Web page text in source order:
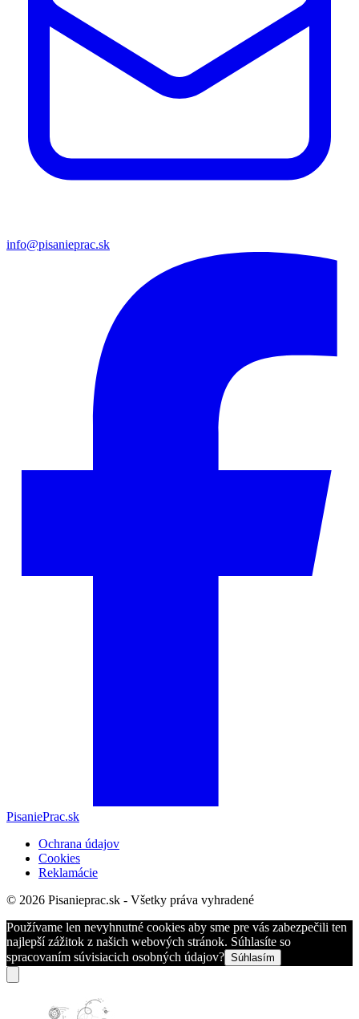
info@pisanieprac.sk
PisaniePrac.sk
Ochrana údajov
Cookies
Reklamácie
© 2026 Pisanieprac.sk - Všetky práva vyhradené
Používame len nevyhnutné cookies aby sme pre vás zabezpečili ten
najlepší zážitok z našich webových stránok. Súhlasíte so
spracovaním súvisiacich osobných údajov? Súhlasím